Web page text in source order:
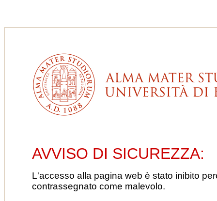
AVVISO DI SICUREZZA:
L'accesso alla pagina web è stato inibito
contrassegnato come malevolo.